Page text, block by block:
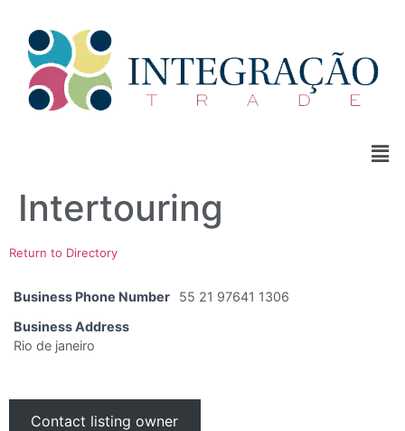
Intertouring
Return to Directory
Business Phone Number
55 21 97641 1306
Business Address
Rio de janeiro
Contact listing owner